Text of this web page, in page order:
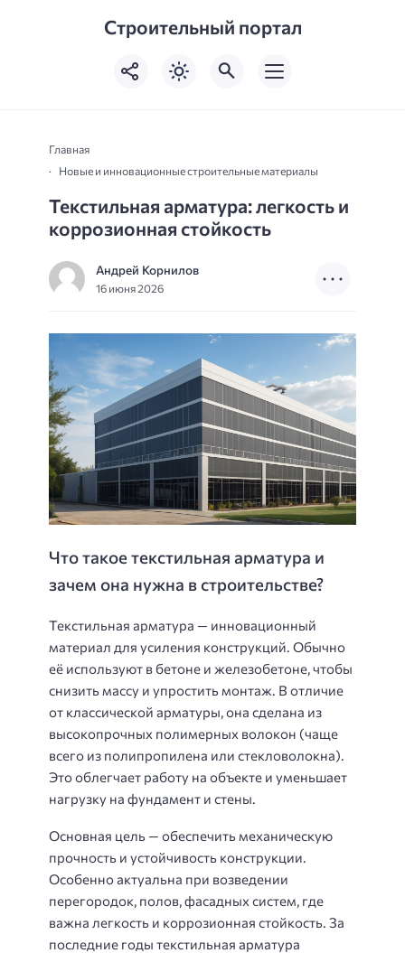
Строительный портал
Главная
Новые и инновационные строительные материалы
Текстильная арматура: легкость и
коррозионная стойкость
Андрей Корнилов
16 июня 2026
Что такое текстильная арматура и
зачем она нужна в строительстве?
Текстильная арматура — инновационный
материал для усиления конструкций. Обычно
её используют в бетоне и железобетоне, чтобы
снизить массу и упростить монтаж. В отличие
от классической арматуры, она сделана из
высокопрочных полимерных волокон (чаще
всего из полипропилена или стекловолокна).
Это облегчает работу на объекте и уменьшает
нагрузку на фундамент и стены.
Основная цель — обеспечить механическую
прочность и устойчивость конструкции.
Особенно актуальна при возведении
перегородок, полов, фасадных систем, где
важна легкость и коррозионная стойкость. За
последние годы текстильная арматура